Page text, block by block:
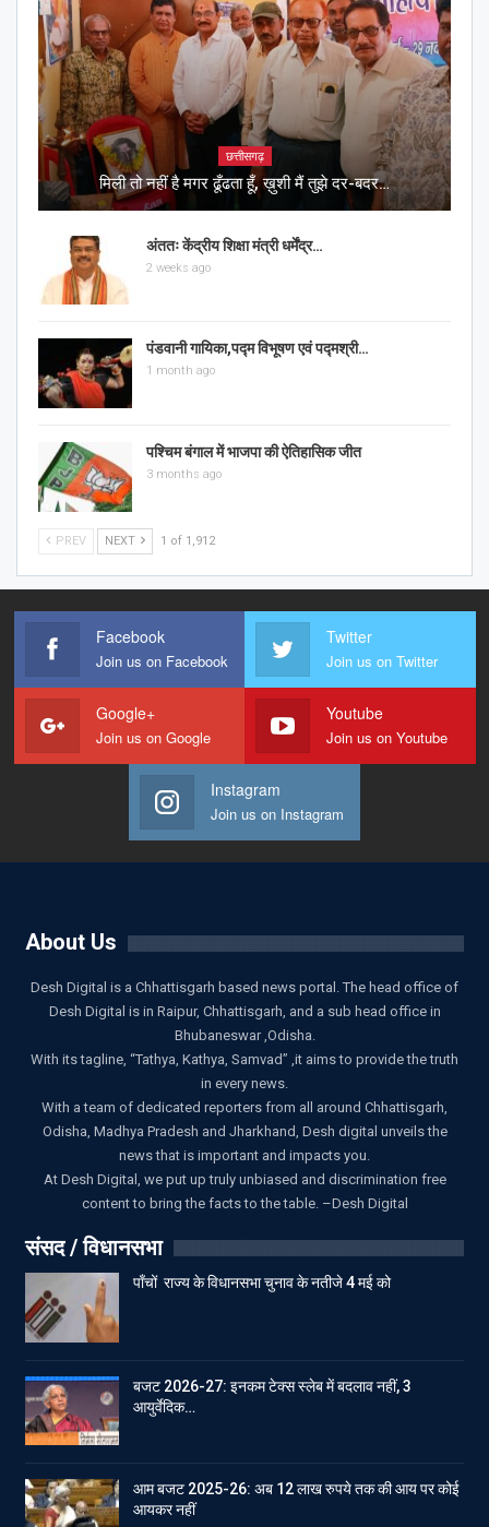
छत्तीसगढ़
मिली तो नहीं है मगर ढूँढता हूँ, ख़ुशी मैं तुझे दर-बदर…
अंततः केंद्रीय शिक्षा मंत्री धर्मेंद्र…
2 weeks ago
पंडवानी गायिका,पद्म विभूषण एवं पद्मश्री…
1 month ago
पश्चिम बंगाल में भाजपा की ऐतिहासिक जीत
3 months ago
PREV NEXT 1 of 1,912
Facebook
Join us on Facebook
Twitter
Join us on Twitter
Google+
Join us on Google
Youtube
Join us on Youtube
Instagram
Join us on Instagram
About Us
Desh Digital is a Chhattisgarh based news portal. The head office of
Desh Digital is in Raipur, Chhattisgarh, and a sub head office in
Bhubaneswar ,Odisha.
With its tagline, “Tathya, Kathya, Samvad” ,it aims to provide the truth
in every news.
With a team of dedicated reporters from all around Chhattisgarh,
Odisha, Madhya Pradesh and Jharkhand, Desh digital unveils the
news that is important and impacts you.
At Desh Digital, we put up truly unbiased and discrimination free
content to bring the facts to the table. –Desh Digital
संसद / विधानसभा
पाँचों राज्य के विधानसभा चुनाव के नतीजे 4 मई को
बजट 2026-27: इनकम टेक्स स्लेब में बदलाव नहीं, 3
आयुर्वेदिक…
आम बजट 2025-26: अब 12 लाख रुपये तक की आय पर कोई
आयकर नहीं